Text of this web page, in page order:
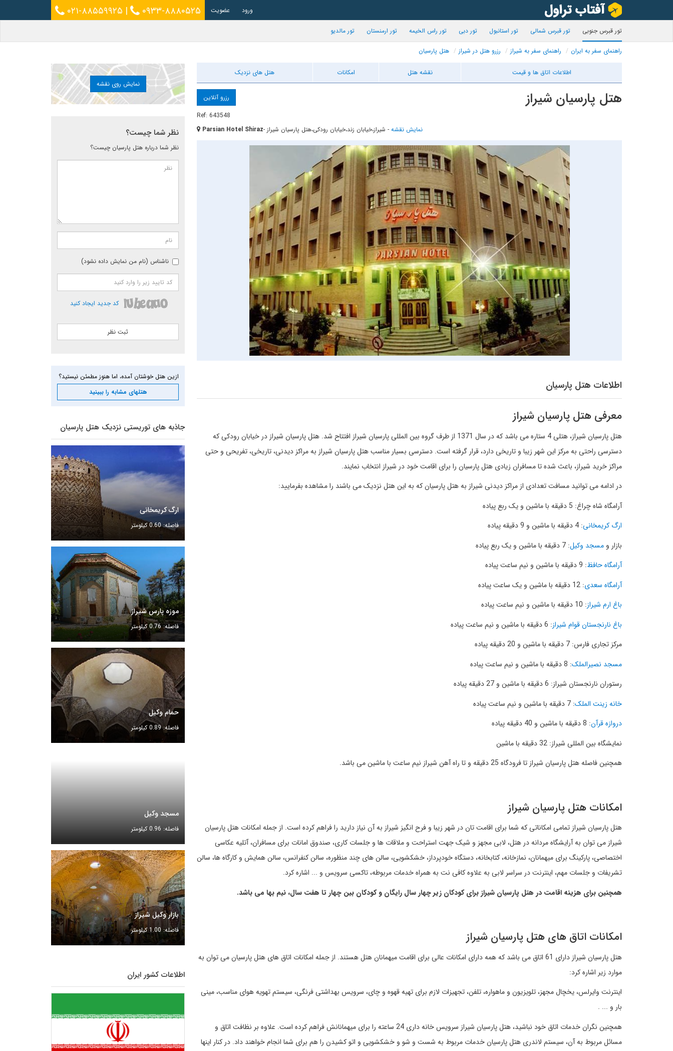
۰۲۱-۸۸۵۵۹۹۲۵ | ۰۹۳۳-۸۸۸۰۵۲۵ ورود عضویت
تور قبرس جنوبی تور قبرس شمالی تور استانبول تور دبی تور راس الخیمه تور ارمنستان تور مالدیو
راهنمای سفر به ایران راهنمای سفر به شیراز رزرو هتل در شیراز هتل پارسیان
اطلاعات اتاق ها و قیمت نقشه هتل امکانات هتل های نزدیک
هتل پارسیان شیراز
رزرو آنلاین
Ref: 643548
Parsian Hotel Shiraz - شیراز،خیابان زند،خیابان رودکی،هتل پارسیان شیراز - نمایش نقشه
اطلاعات هتل پارسیان
معرفی هتل پارسیان شیراز
هتل پارسیان شیراز، هتلی 4 ستاره می باشد که در سال 1371 از طرف گروه بین المللی پارسیان شیراز افتتاح شد. هتل پارسیان شیراز در خیابان رودکی که
دسترسی راحتی به مرکز این شهر زیبا و تاریخی دارد، قرار گرفته است. دسترسی بسیار مناسب هتل پارسیان شیراز به مراکز دیدنی، تاریخی، تفریحی و حتی
مراکز خرید شیراز، باعث شده تا مسافران زیادی هتل پارسیان را برای اقامت خود در شیراز انتخاب نمایند.
در ادامه می توانید مسافت تعدادی از مراکز دیدنی شیراز به هتل پارسیان که به این هتل نزدیک می باشند را مشاهده بفرمایید:
آرامگاه شاه چراغ: 5 دقیقه با ماشین و یک ربع پیاده
ارگ کریمخانی: 4 دقیقه با ماشین و 9 دقیقه پیاده
بازار و مسجد وکیل: 7 دقیقه با ماشین و یک ربع پیاده
آرامگاه حافظ: 9 دقیقه با ماشین و نیم ساعت پیاده
آرامگاه سعدی: 12 دقیقه با ماشین و یک ساعت پیاده
باغ ارم شیراز: 10 دقیقه با ماشین و نیم ساعت پیاده
باغ نارنجستان قوام شیراز: 6 دقیقه با ماشین و نیم ساعت پیاده
مرکز تجاری فارس: 7 دقیقه با ماشین و 20 دقیقه پیاده
مسجد نصیرالملک: 8 دقیقه با ماشین و نیم ساعت پیاده
رستوران نارنجستان شیراز: 6 دقیقه با ماشین و 27 دقیقه پیاده
خانه زینت الملک: 7 دقیقه با ماشین و نیم ساعت پیاده
دروازه قرآن: 8 دقیقه با ماشین و 40 دقیقه پیاده
نمایشگاه بین المللی شیراز: 32 دقیقه با ماشین
همچنین فاصله هتل پارسیان شیراز تا فرودگاه 25 دقیقه و تا راه آهن شیراز نیم ساعت با ماشین می باشد.
امکانات هتل پارسیان شیراز
هتل پارسیان شیراز تمامی امکاناتی که شما برای اقامت تان در شهر زیبا و فرح انگیز شیراز به آن نیاز دارید را فراهم کرده است. از جمله امکانات هتل پارسیان
شیراز می توان به آرایشگاه مردانه در هتل، لابی مجهز و شیک جهت استراحت و ملاقات ها و جلسات کاری، صندوق امانات برای مسافران، آتلیه عکاسی
اختصاصی، پارکینگ برای میهمانان، نمازخانه، کتابخانه، دستگاه خودپرداز، خشکشویی، سالن های چند منظوره، سالن کنفرانس، سالن همایش و کارگاه ها، سالن
تشریفات و جلسات مهم، اینترنت در سراسر لابی به علاوه کافی نت به همراه خدمات مربوطه، تاکسی سرویس و ... اشاره کرد.
همچنین برای هزینه اقامت در هتل پارسیان شیراز برای کودکان زیر چهار سال رایگان و کودکان بین چهار تا هفت سال، نیم بها می باشد.
امکانات اتاق های هتل پارسیان شیراز
هتل پارسیان شیراز دارای 61 اتاق می باشد که همه دارای امکانات عالی برای اقامت میهمانان هتل هستند. از جمله امکانات اتاق های هتل پارسیان می توان به
موارد زیر اشاره کرد:
اینترنت وایرلس، یخچال مجهز، تلویزیون و ماهواره، تلفن، تجهیزات لازم برای تهیه قهوه و چای، سرویس بهداشتی فرنگی، سیستم تهویه هوای مناسب، مینی
بار و ... .
همچنین نگران خدمات اتاق خود نباشید، هتل پارسیان شیراز سرویس خانه داری 24 ساعته را برای میهمانانش فراهم کرده است. علاوه بر نظافت اتاق و
مسائل مربوط به آن، سیستم لاندری هتل پارسیان خدمات مربوط به شست و شو و خشکشویی و اتو کشیدن را هم برای شما انجام خواهند داد. در کنار اینها
نمایش روی نقشه
نظر شما چیست؟
نظر شما درباره هتل پارسیان چیست؟
ناشناس (نام من نمایش داده نشود)
کد جدید ایجاد کنید
ازین هتل خوشتان آمده، اما هنوز مطمئن نیستید؟
هتلهای مشابه را ببینید
جاذبه های توریستی نزدیک هتل پارسیان
ارگ کریمخانی
فاصله: 0.60 کیلومتر
موزه پارس شیراز
فاصله: 0.76 کیلومتر
حمام وکیل
فاصله: 0.89 کیلومتر
مسجد وکیل
فاصله: 0.96 کیلومتر
بازار وکیل شیراز
فاصله: 1.00 کیلومتر
اطلاعات کشور ایران